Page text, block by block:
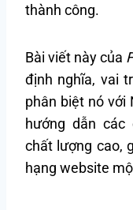
thành công.
Bài viết này của
định nghĩa, vai
phân biệt nó với
hướng dẫn các
chất lượng cao,
hạng website